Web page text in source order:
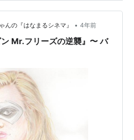
んの『はなまるシネマ』 • 4年前
ン Mr.フリーズの逆襲』〜 バ